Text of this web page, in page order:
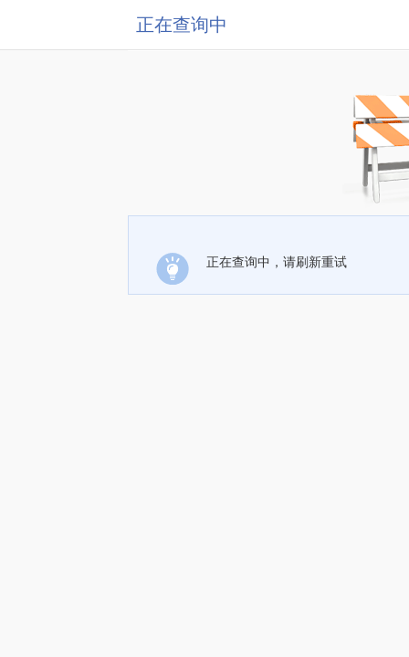
正在查询中
正在查询中，请刷新重试